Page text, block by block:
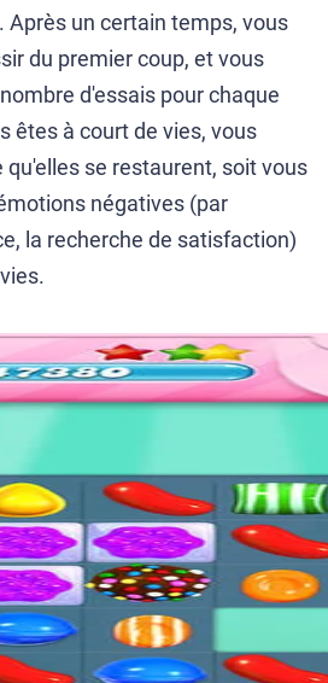
un certain temps, vous
du premier coup, et vous
d'essais pour chaque
êtes à court de vies, vous
se restaurent, soit vous
négatives (par
la recherche de satisfaction)